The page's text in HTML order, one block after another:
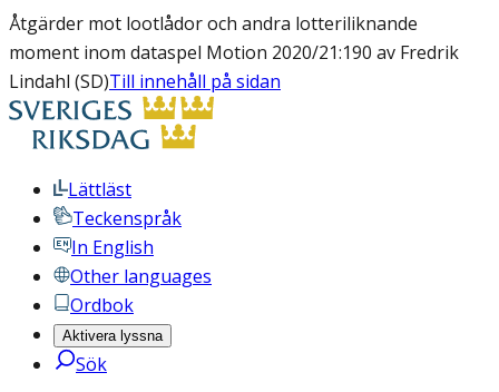
Åtgärder mot lootlådor och andra lotteriliknande
moment inom dataspel Motion 2020/21:190 av Fredrik
Lindahl (SD)Till innehåll på sidan
Lättläst
Teckenspråk
In English
Other languages
Ordbok
Aktivera lyssna
Sök